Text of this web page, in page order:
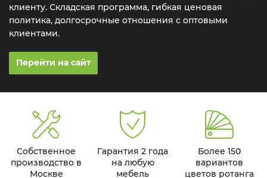
клиенту. Складская программа, гибкая ценовая
политика, долгосрочные отношения с оптовыми
клиентами.
Перейти на сайт
Собственное
производство в
Москве
Гарантия 2 года
на любую
мебель
Более 150
вариантов
цветов ротанга